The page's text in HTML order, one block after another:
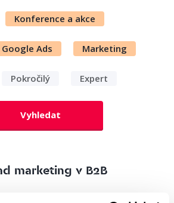
Konference a akce
Google Ads Marketing
Pokročilý Expert
Vyhledat
marketing v B2B